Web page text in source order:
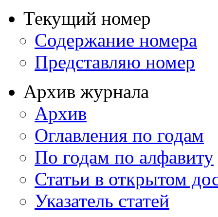
Текущий номер
Содержание номера
Представляю номер
Архив журнала
Архив
Оглавления по годам
По годам по алфавиту
Статьи в открытом
Указатель статей